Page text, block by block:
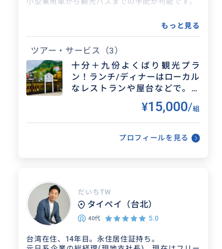
た。また機会ありましたら宜しくお願い
元々コンピュータ関連のエンジニアのた
で...
クチコミ
もっと見る
ツアー・サービス （3）
十分＋九份よくばり観光プラ
ン！ランチ/ディナーはローカル
なレストランや屋台などで。〜
現地同行します〜 ※こちらのプ
ランは公共交通機関利用となり
ます。 ※別料金でチャーター車
手配も可能です。
¥15,000/組
プロフィールを見る
だいちTW
タイペイ（台北）
40代 5.0
台湾在住、14年目。永住居住証持ち。